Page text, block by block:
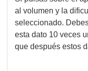
al volumen y la
seleccionado.
esta dato 10 veces
que después estos